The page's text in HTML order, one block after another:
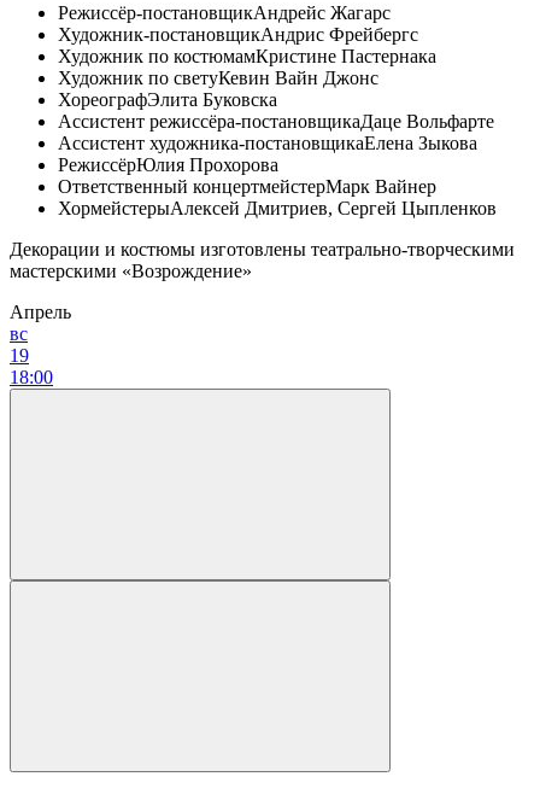
Режиссёр-постановщикАндрейс Жагарс
Художник-постановщикАндрис Фрейбергс
Художник по костюмамКристине Пастернака
Художник по светуКевин Вайн Джонс
ХореографЭлита Буковска
Ассистент режиссёра-постановщикаДаце Вольфарте
Ассистент художника-постановщикаЕлена Зыкова
РежиссёрЮлия Прохорова
Ответственный концертмейстерМарк Вайнер
ХормейстерыАлексей Дмитриев, Сергей Цыпленков
Декорации и костюмы изготовлены театрально-творческими
мастерскими «Возрождение»
Апрель
вс
19
18:00